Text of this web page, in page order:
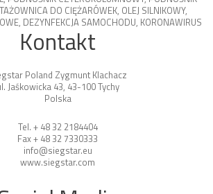
DO CIĘŻARÓWEK, OLEJ SILNIKOWY,
, DEZYNFEKCJA SAMOCHODU, KORONAWIRUS
Kontakt
Poland Zygmunt Klachacz
Jaśkowicka 43, 43-100 Tychy
Polska
Tel. + 48 32 2184404
Fax + 48 32 7330333
info@siegstar.eu
www.siegstar.com